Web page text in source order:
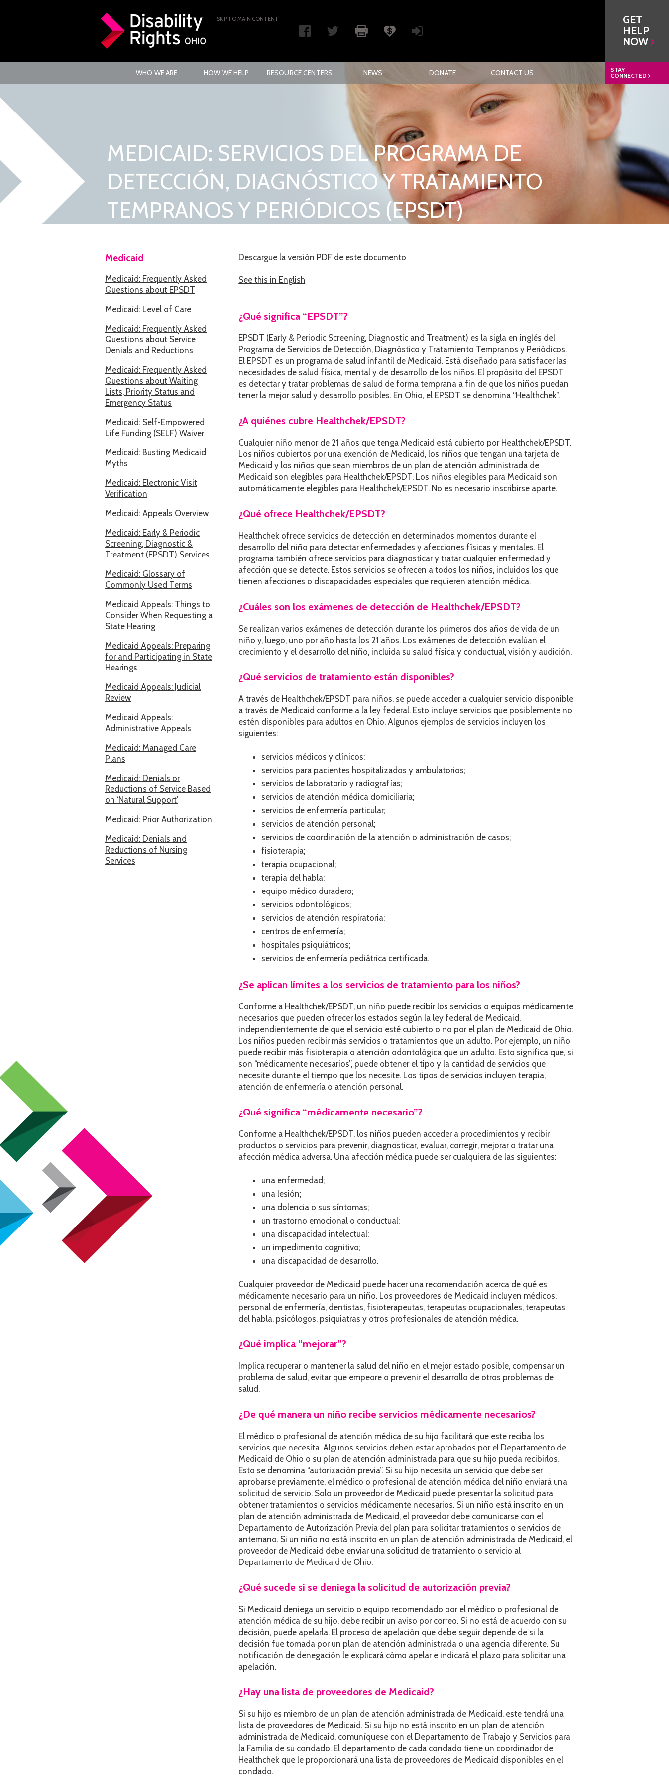
SKIP TO MAIN CONTENT
GET
HELP
NOW
WHO WE ARE HOW WE HELP RESOURCE CENTERS NEWS DONATE CONTACT US
STAY
CONNECTED
MEDICAID: SERVICIOS DEL PROGRAMA DE
DETECCIÓN, DIAGNÓSTICO Y TRATAMIENTO
TEMPRANOS Y PERIÓDICOS (EPSDT)
Medicaid
Medicaid: Frequently Asked
Questions about EPSDT
Medicaid: Level of Care
Medicaid: Frequently Asked
Questions about Service
Denials and Reductions
Medicaid: Frequently Asked
Questions about Waiting
Lists, Priority Status and
Emergency Status
Medicaid: Self-Empowered
Life Funding (SELF) Waiver
Medicaid: Busting Medicaid
Myths
Medicaid: Electronic Visit
Verification
Medicaid: Appeals Overview
Medicaid: Early & Periodic
Screening, Diagnostic &
Treatment (EPSDT) Services
Medicaid: Glossary of
Commonly Used Terms
Medicaid Appeals: Things to
Consider When Requesting a
State Hearing
Medicaid Appeals: Preparing
for and Participating in State
Hearings
Medicaid Appeals: Judicial
Review
Medicaid Appeals:
Administrative Appeals
Medicaid: Managed Care
Plans
Medicaid: Denials or
Reductions of Service Based
on ‘Natural Support’
Medicaid: Prior Authorization
Medicaid: Denials and
Reductions of Nursing
Services
Descargue la versión PDF de este documento
See this in English
¿Qué significa “EPSDT”?
EPSDT (Early & Periodic Screening, Diagnostic and Treatment) es la sigla en inglés del
Programa de Servicios de Detección, Diagnóstico y Tratamiento Tempranos y Periódicos.
El EPSDT es un programa de salud infantil de Medicaid. Está diseñado para satisfacer las
necesidades de salud física, mental y de desarrollo de los niños. El propósito del EPSDT
es detectar y tratar problemas de salud de forma temprana a fin de que los niños puedan
tener la mejor salud y desarrollo posibles. En Ohio, el EPSDT se denomina “Healthchek”.
¿A quiénes cubre Healthchek/EPSDT?
Cualquier niño menor de 21 años que tenga Medicaid está cubierto por Healthchek/EPSDT.
Los niños cubiertos por una exención de Medicaid, los niños que tengan una tarjeta de
Medicaid y los niños que sean miembros de un plan de atención administrada de
Medicaid son elegibles para Healthchek/EPSDT. Los niños elegibles para Medicaid son
automáticamente elegibles para Healthchek/EPSDT. No es necesario inscribirse aparte.
¿Qué ofrece Healthchek/EPSDT?
Healthchek ofrece servicios de detección en determinados momentos durante el
desarrollo del niño para detectar enfermedades y afecciones físicas y mentales. El
programa también ofrece servicios para diagnosticar y tratar cualquier enfermedad y
afección que se detecte. Estos servicios se ofrecen a todos los niños, incluidos los que
tienen afecciones o discapacidades especiales que requieren atención médica.
¿Cuáles son los exámenes de detección de Healthchek/EPSDT?
Se realizan varios exámenes de detección durante los primeros dos años de vida de un
niño y, luego, uno por año hasta los 21 años. Los exámenes de detección evalúan el
crecimiento y el desarrollo del niño, incluida su salud física y conductual, visión y audición.
¿Qué servicios de tratamiento están disponibles?
A través de Healthchek/EPSDT para niños, se puede acceder a cualquier servicio disponible
a través de Medicaid conforme a la ley federal. Esto incluye servicios que posiblemente no
estén disponibles para adultos en Ohio. Algunos ejemplos de servicios incluyen los
siguientes:
servicios médicos y clínicos;
servicios para pacientes hospitalizados y ambulatorios;
servicios de laboratorio y radiografías;
servicios de atención médica domiciliaria;
servicios de enfermería particular;
servicios de atención personal;
servicios de coordinación de la atención o administración de casos;
fisioterapia;
terapia ocupacional;
terapia del habla;
equipo médico duradero;
servicios odontológicos;
servicios de atención respiratoria;
centros de enfermería;
hospitales psiquiátricos;
servicios de enfermería pediátrica certificada.
¿Se aplican límites a los servicios de tratamiento para los niños?
Conforme a Healthchek/EPSDT, un niño puede recibir los servicios o equipos médicamente
necesarios que pueden ofrecer los estados según la ley federal de Medicaid,
independientemente de que el servicio esté cubierto o no por el plan de Medicaid de Ohio.
Los niños pueden recibir más servicios o tratamientos que un adulto. Por ejemplo, un niño
puede recibir más fisioterapia o atención odontológica que un adulto. Esto significa que, si
son “médicamente necesarios”, puede obtener el tipo y la cantidad de servicios que
necesite durante el tiempo que los necesite. Los tipos de servicios incluyen terapia,
atención de enfermería o atención personal.
¿Qué significa “médicamente necesario”?
Conforme a Healthchek/EPSDT, los niños pueden acceder a procedimientos y recibir
productos o servicios para prevenir, diagnosticar, evaluar, corregir, mejorar o tratar una
afección médica adversa. Una afección médica puede ser cualquiera de las siguientes:
una enfermedad;
una lesión;
una dolencia o sus síntomas;
un trastorno emocional o conductual;
una discapacidad intelectual;
un impedimento cognitivo;
una discapacidad de desarrollo.
Cualquier proveedor de Medicaid puede hacer una recomendación acerca de qué es
médicamente necesario para un niño. Los proveedores de Medicaid incluyen médicos,
personal de enfermería, dentistas, fisioterapeutas, terapeutas ocupacionales, terapeutas
del habla, psicólogos, psiquiatras y otros profesionales de atención médica.
¿Qué implica “mejorar”?
Implica recuperar o mantener la salud del niño en el mejor estado posible, compensar un
problema de salud, evitar que empeore o prevenir el desarrollo de otros problemas de
salud.
¿De qué manera un niño recibe servicios médicamente necesarios?
El médico o profesional de atención médica de su hijo facilitará que este reciba los
servicios que necesita. Algunos servicios deben estar aprobados por el Departamento de
Medicaid de Ohio o su plan de atención administrada para que su hijo pueda recibirlos.
Esto se denomina “autorización previa”. Si su hijo necesita un servicio que debe ser
aprobarse previamente, el médico o profesional de atención médica del niño enviará una
solicitud de servicio. Solo un proveedor de Medicaid puede presentar la solicitud para
obtener tratamientos o servicios médicamente necesarios. Si un niño está inscrito en un
plan de atención administrada de Medicaid, el proveedor debe comunicarse con el
Departamento de Autorización Previa del plan para solicitar tratamientos o servicios de
antemano. Si un niño no está inscrito en un plan de atención administrada de Medicaid, el
proveedor de Medicaid debe enviar una solicitud de tratamiento o servicio al
Departamento de Medicaid de Ohio.
¿Qué sucede si se deniega la solicitud de autorización previa?
Si Medicaid deniega un servicio o equipo recomendado por el médico o profesional de
atención médica de su hijo, debe recibir un aviso por correo. Si no está de acuerdo con su
decisión, puede apelarla. El proceso de apelación que debe seguir depende de si la
decisión fue tomada por un plan de atención administrada o una agencia diferente. Su
notificación de denegación le explicará cómo apelar e indicará el plazo para solicitar una
apelación.
¿Hay una lista de proveedores de Medicaid?
Si su hijo es miembro de un plan de atención administrada de Medicaid, este tendrá una
lista de proveedores de Medicaid. Si su hijo no está inscrito en un plan de atención
administrada de Medicaid, comuníquese con el Departamento de Trabajo y Servicios para
la Familia de su condado. El departamento de cada condado tiene un coordinador de
Healthchek que le proporcionará una lista de proveedores de Medicaid disponibles en el
condado.